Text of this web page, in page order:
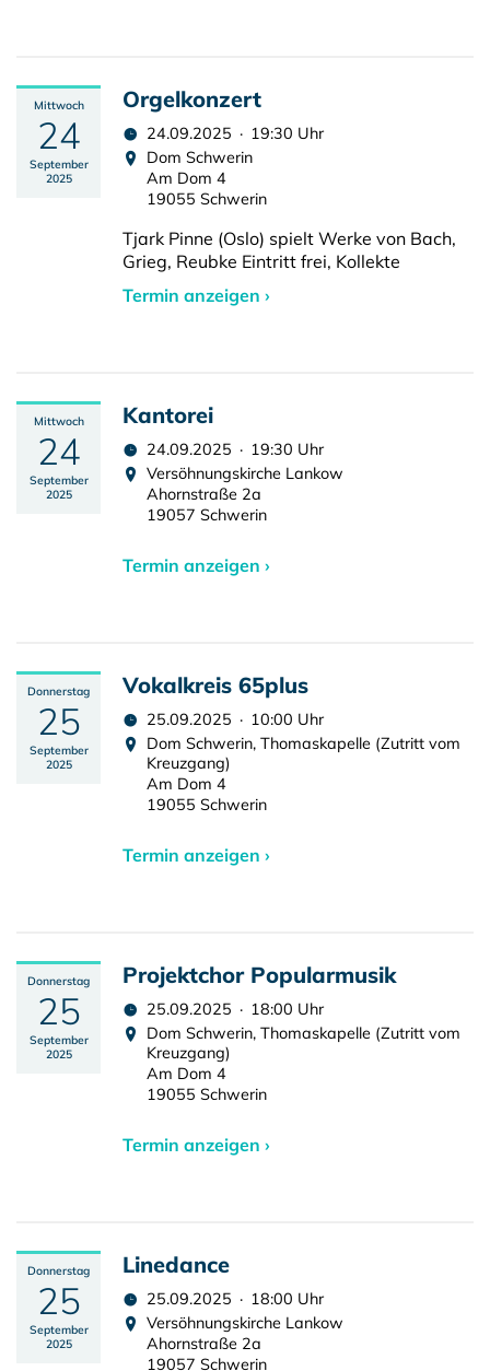
Mittwoch
24
September
2025
Orgelkonzert
24.09.2025 · 19:30 Uhr
Dom Schwerin
Am Dom 4
19055 Schwerin
Tjark Pinne (Oslo) spielt Werke von Bach,
Grieg, Reubke Eintritt frei, Kollekte
Termin anzeigen ›
Mittwoch
24
September
2025
Kantorei
24.09.2025 · 19:30 Uhr
Versöhnungskirche Lankow
Ahornstraße 2a
19057 Schwerin
Termin anzeigen ›
Donnerstag
25
September
2025
Vokalkreis 65plus
25.09.2025 · 10:00 Uhr
Dom Schwerin, Thomaskapelle (Zutritt vom
Kreuzgang)
Am Dom 4
19055 Schwerin
Termin anzeigen ›
Donnerstag
25
September
2025
Projektchor Popularmusik
25.09.2025 · 18:00 Uhr
Dom Schwerin, Thomaskapelle (Zutritt vom
Kreuzgang)
Am Dom 4
19055 Schwerin
Termin anzeigen ›
Donnerstag
25
September
2025
Linedance
25.09.2025 · 18:00 Uhr
Versöhnungskirche Lankow
Ahornstraße 2a
19057 Schwerin